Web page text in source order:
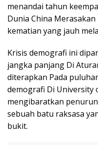
menandai tahun
Dunia China
kematian yang jauh
Krisis demografi ini
jangka panjang Di
diterapkan Pada
demografi Di University
mengibaratkan
sebuah batu raksasa
bukit.